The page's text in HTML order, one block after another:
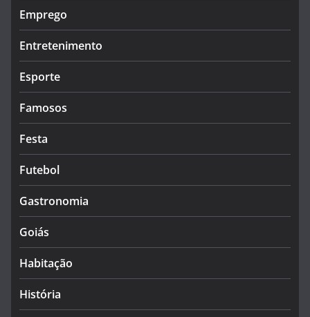
Emprego
Entretenimento
Esporte
Famosos
Festa
Futebol
Gastronomia
Goiás
Habitação
História